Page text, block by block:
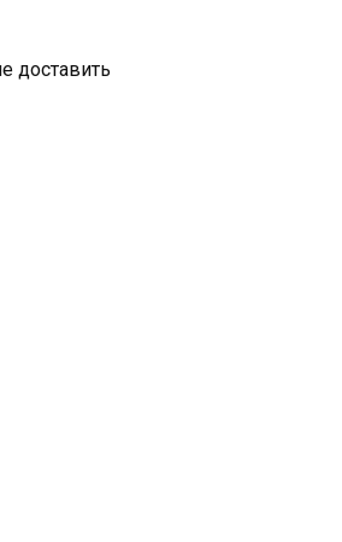
доставить